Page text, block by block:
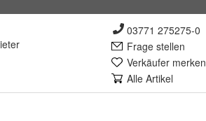
03771 275275-0
Frage stellen
Verkäufer merken
Alle Artikel